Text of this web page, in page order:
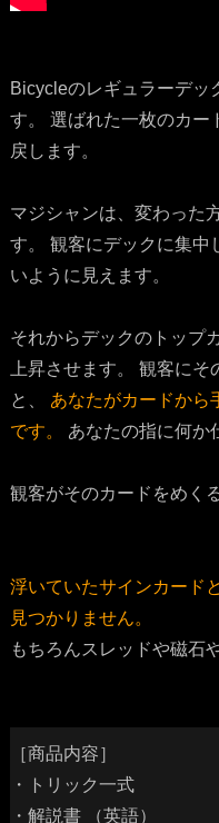
Bicycleのレギュラーデッ
す。 選ばれた一枚のカー
戻します。
マジシャンは、変わった
す。 観客にデックに集中
いように見えます。
それからデックのトップ
上昇させます。 観客に
と、 あなたがカードから
です。
あなたの指に何か
観客がそのカードをめく
浮いていたサインカード
見つかりません。
もちろんスレッドや磁石
［商品内容］
・トリック一式
・解説書 （英語）